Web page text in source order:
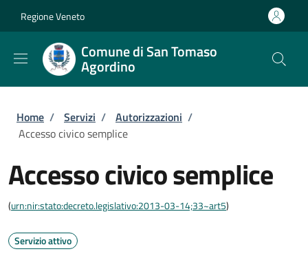
Regione Veneto
Comune di San Tomaso
Agordino
Briciole di pane
Home / Servizi / Autorizzazioni /
Accesso civico semplice
Accesso civico semplice
(urn:nir:stato:decreto.legislativo:2013-03-14;33~art5)
Servizio attivo